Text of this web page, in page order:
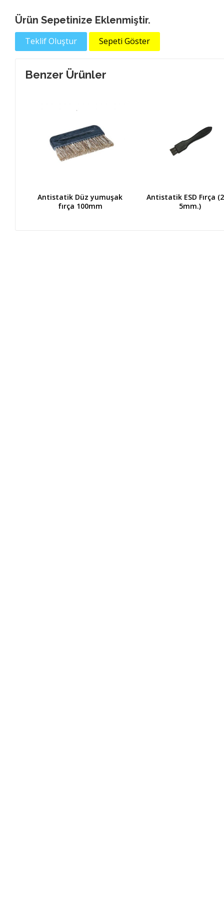
Ürün Sepetinize Eklenmiştir.
Teklif Oluştur Sepeti Göster
Benzer Ürünler
Antistatik Düz yumuşak
fırça 100mm
Antistatik ESD Fırça
5mm.)